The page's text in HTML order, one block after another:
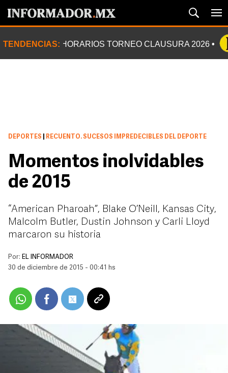
TENDENCIAS: HORARIOS TORNEO CLAUSURA 2026
DEPORTES RECUENTO. SUCESOS IMPREDECIBLES DEL DEPORTE
Momentos inolvidables
de 2015
“American Pharoah”, Blake O’Neill, Kansas City,
Malcolm Butler, Dustin Johnson y Carli Lloyd
marcaron su historia
Por: EL INFORMADOR
30 de diciembre de 2015 - 00:41 hs